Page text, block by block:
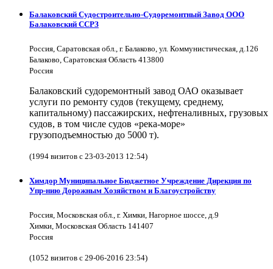
Балаковский Судостроительно-Судоремонтный Завод ООО
Балаковский ССРЗ
Россия, Саратовская обл., г. Балаково, ул. Коммунистическая, д.126
Балаково, Саратовская Область 413800
Россия
Балаковский судоремонтный завод ОАО оказывает
услуги по ремонту судов (текущему, среднему,
капитальному) пассажирских, нефтеналивных, грузовых
судов, в том числе судов «река-море»
грузоподъемностью до 5000 т).
(1994 визитов с 23-03-2013 12:54)
Химдор Муниципальное Бюджетное Учреждение Дирекция по
Упр-нию Дорожным Хозяйством и Благоустройству
Россия, Московская обл., г. Химки, Нагорное шоссе, д.9
Химки, Московская Область 141407
Россия
(1052 визитов с 29-06-2016 23:54)